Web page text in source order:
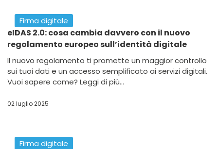
Firma digitale
eIDAS 2.0: cosa cambia davvero con il nuovo
regolamento europeo sull’identità digitale
Il nuovo regolamento ti promette un maggior controllo
sui tuoi dati e un accesso semplificato ai servizi digitali.
Vuoi sapere come? Leggi di più...
02 luglio 2025
Firma digitale